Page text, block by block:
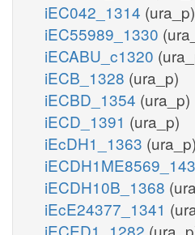
iEC042_1314 (ura_p)
iEC55989_1330
iECABU_c1320
iECB_1328 (ura_p)
iECBD_1354 (ura_p)
iECD_1391 (ura_p)
iEcDH1_1363 (ura_p)
iECDH10B_1368
iEcE24377_1341
iECED1_1282